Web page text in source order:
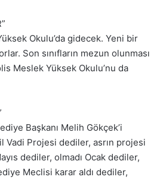
Okulu’da gidecek. Yeni bir
Son sınıfların mezun olunması
Meslek Yüksek Okulu’nu da
Başkanı Melih Gökçek’i
Vadi Projesi dediler, asrın projesi
dediler, olmadı Ocak dediler,
Meclisi karar aldı dediler,